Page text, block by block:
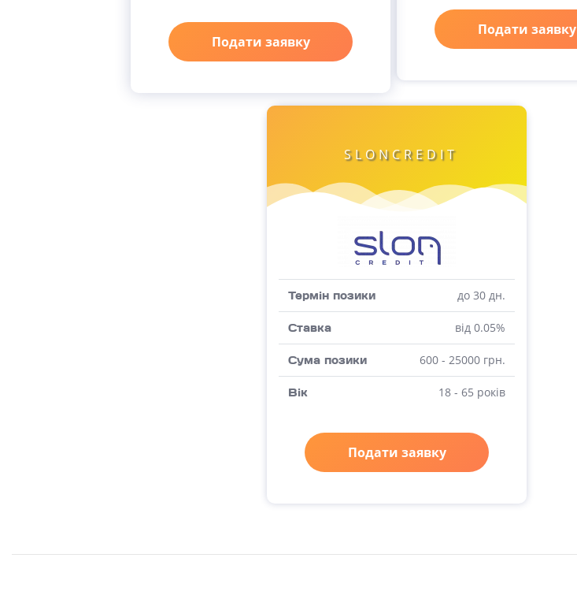
Подати заявку
Подати заявку
SLONCREDIT
Термін позики до 30 дн.
Ставка від 0.05%
Сума позики 600 - 25000 грн.
Вік 18 - 65 років
Подати заявку